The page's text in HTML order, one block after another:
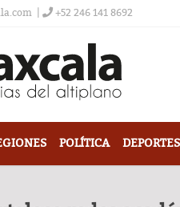
+52 246 141 8692
POLÍTICA DEPORTES